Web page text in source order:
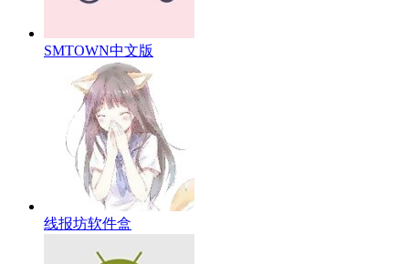
SMTOWN中文版
线报坊软件盒